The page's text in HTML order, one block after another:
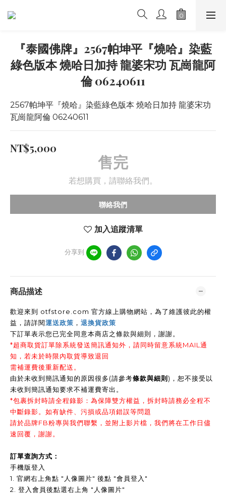
『泰國佛牌』2567帕坤平『燒哈』染藍
綠色版本 燒哈日加持 龍婆宋功 瓦崗龍阿
倫 06240611
2567帕坤平『燒哈』染藍綠色版本 燒哈日加持 龍婆宋功
瓦崗龍阿倫 06240611
NT$5,000
售完
若想購買，請聯絡我們。
聯絡我們
加入追蹤清單
分享到
商品描述
歡迎來到 otfstore.com 官方線上購物網站，為了維護彼此的權
益，請詳閱運送政策 ， 退換貨政策
下訂單表示您已完全同意本商店之條款與細則，謝謝。
*超商取貨訂單除系統發送簡訊通知外，請同時留意系統MAIL通
知，若未於時限內取貨導致退回
需補運費後重新配送。
由於未收到簡訊通知的原因很多(請參考條款與細則 )，恕不接受以
未收到簡訊通知要求不補運費寄出。
*包裹拆封時請全程錄影：為保障雙方權益，拆封時請務必全程不
中斷錄影。如有缺件、污損或品項錯誤等問題
請於品牌FB粉專與我們聯繫，並附上影片檔，我們將在工作日儘
速回覆，謝謝。
訂單查詢方式：
手機版登入
1. 官網右上角點 "人像圖片" 後點 "會員登入"
2. 登入會員後點選右上角 "人像圖片"